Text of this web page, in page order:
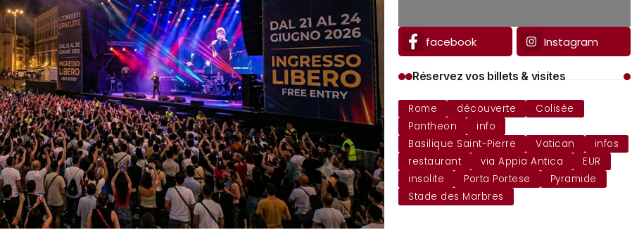
facebook Instagram
Réservez vos billets & visites
Rome découverte
Colisée
Pantheon
info
Basilique Saint-Pierre
Vatican
infos
restaurant
via Appia Antica
EUR
insolite
Porta Portese
Pyramide
Stade des Marbres